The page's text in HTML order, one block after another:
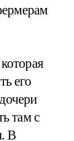
его
там с
В